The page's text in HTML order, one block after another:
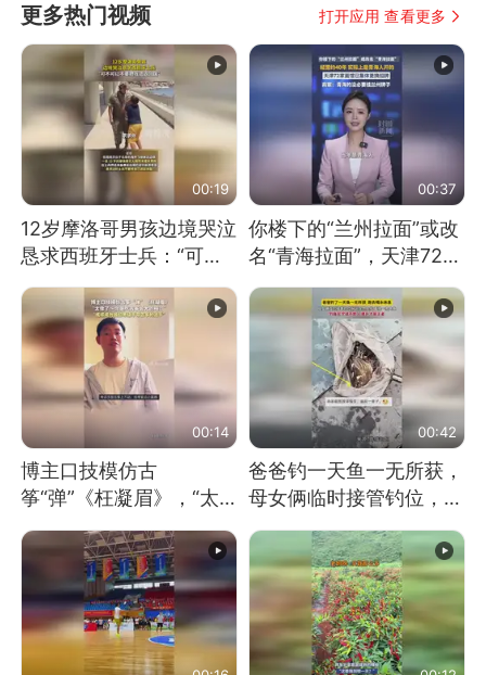
更多热门视频 打开应用 查看更多
00:19
12岁摩洛哥男孩边境哭泣
恳求西班牙士兵：“可不
可以不要把我遣返回国”
00:37
你楼下的“兰州拉面”或改
名“青海拉面”，天津72家
面馆已集体更换招牌
00:14
博主口技模仿古
筝“弹”《枉凝眉》，“太
像了～你是吃古筝长大的
吗？”“或将成为首位考级
不带古筝的选手。”（来
源：新华每日电讯）
00:42
爸爸钓一天鱼一无所获，
母女俩临时接管钓位，用
玩具鱼竿钓上大鱼